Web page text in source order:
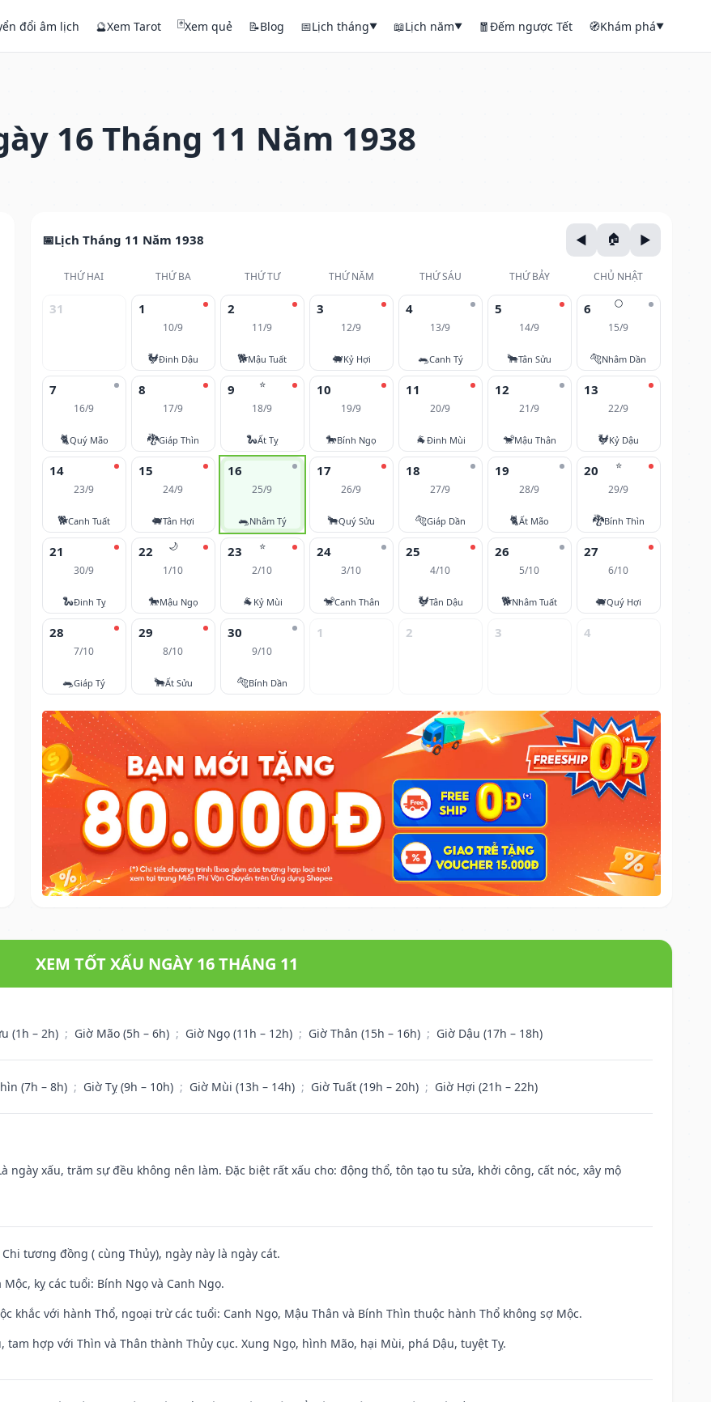
đổi âm lịch 🔮Xem Tarot 🃏Xem quẻ 📝Blog 📅Lịch tháng▼ 📖Lịch năm▼ 🧧Đếm ngược Tết 🧭Khám phá▼
16 Tháng 11 Năm 1938
Lịch Tháng 11 Năm 1938
THỨ HAI THỨ BA THỨ TƯ THỨ NĂM THỨ SÁU THỨ BẢY CHỦ NHẬT
31 1
10/9
🐓Đinh Dậu
2
11/9
🐕Mậu Tuất
3
12/9
🐖Kỷ Hợi
4
13/9
🐀Canh Tý
5
14/9
🐂Tân Sửu
🌕
6
15/9
🐅Nhâm Dần
7
16/9
🐈Quý Mão
8
17/9
🐉Giáp Thìn
⭐
9
18/9
🐍Ất Tỵ
10
19/9
🐎Bính Ngọ
11
20/9
🐐Đinh Mùi
12
21/9
🐒Mậu Thân
13
22/9
🐓Kỷ Dậu
14
23/9
🐕Canh Tuất
15
24/9
🐖Tân Hợi
16
25/9
🐀Nhâm Tý
17
26/9
🐂Quý Sửu
18
27/9
🐅Giáp Dần
19
28/9
🐈Ất Mão
⭐
20
29/9
🐉Bính Thìn
21
30/9
🐍Đinh Tỵ
🌙
22
1/10
🐎Mậu Ngọ
⭐
23
2/10
🐐 Kỷ Mùi
24
3/10
🐒Canh Thân
25
4/10
🐓Tân Dậu
26
5/10
🐕Nhâm Tuất
27
6/10
🐖Quý Hợi
28
7/10
🐀Giáp Tý
29
8/10
🐂Ất Sửu
30
9/10
🐅Bính Dần
1 2 3 4
XEM TỐT XẤU NGÀY 16 THÁNG 11
(1h – 2h) ; Giờ Mão (5h – 6h) ; Giờ Ngọ (11h – 12h) ; Giờ Thân (15h – 16h) ; Giờ Dậu (17h – 18h)
(7h – 8h) ; Giờ Tỵ (9h – 10h) ; Giờ Mùi (13h – 14h) ; Giờ Tuất (19h – 20h) ; Giờ Hợi (21h – 22h)
ngày xấu, trăm sự đều không nên làm. Đặc biệt rất xấu cho: động thổ, tôn tạo tu sửa, khởi công, cất nóc, xây mộ
tương đồng ( cùng Thủy), ngày này là ngày cát.
kỵ các tuổi: Bính Ngọ và Canh Ngọ.
khắc với hành Thổ, ngoại trừ các tuổi: Canh Ngọ, Mậu Thân và Bính Thìn thuộc hành Thổ không sợ Mộc.
tam hợp với Thìn và Thân thành Thủy cục. Xung Ngọ, hình Mão, hại Mùi, phá Dậu, tuyệt Tỵ.